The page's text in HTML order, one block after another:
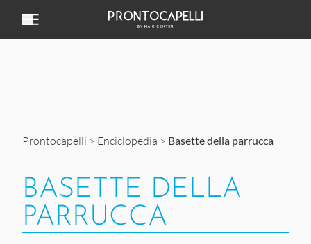
Prontocapelli > Enciclopedia > Basette della parrucca
BASETTE DELLA
PARRUCCA